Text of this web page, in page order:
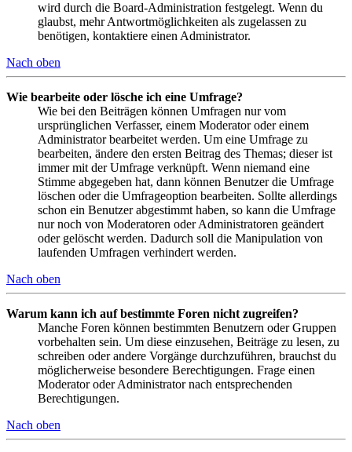
wird durch die Board-Administration festgelegt. Wenn du
glaubst, mehr Antwortmöglichkeiten als zugelassen zu
benötigen, kontaktiere einen Administrator.
Nach oben
Wie bearbeite oder lösche ich eine Umfrage?
Wie bei den Beiträgen können Umfragen nur vom
ursprünglichen Verfasser, einem Moderator oder einem
Administrator bearbeitet werden. Um eine Umfrage zu
bearbeiten, ändere den ersten Beitrag des Themas; dieser ist
immer mit der Umfrage verknüpft. Wenn niemand eine
Stimme abgegeben hat, dann können Benutzer die Umfrage
löschen oder die Umfrageoption bearbeiten. Sollte allerdings
schon ein Benutzer abgestimmt haben, so kann die Umfrage
nur noch von Moderatoren oder Administratoren geändert
oder gelöscht werden. Dadurch soll die Manipulation von
laufenden Umfragen verhindert werden.
Nach oben
Warum kann ich auf bestimmte Foren nicht zugreifen?
Manche Foren können bestimmten Benutzern oder Gruppen
vorbehalten sein. Um diese einzusehen, Beiträge zu lesen, zu
schreiben oder andere Vorgänge durchzuführen, brauchst du
möglicherweise besondere Berechtigungen. Frage einen
Moderator oder Administrator nach entsprechenden
Berechtigungen.
Nach oben